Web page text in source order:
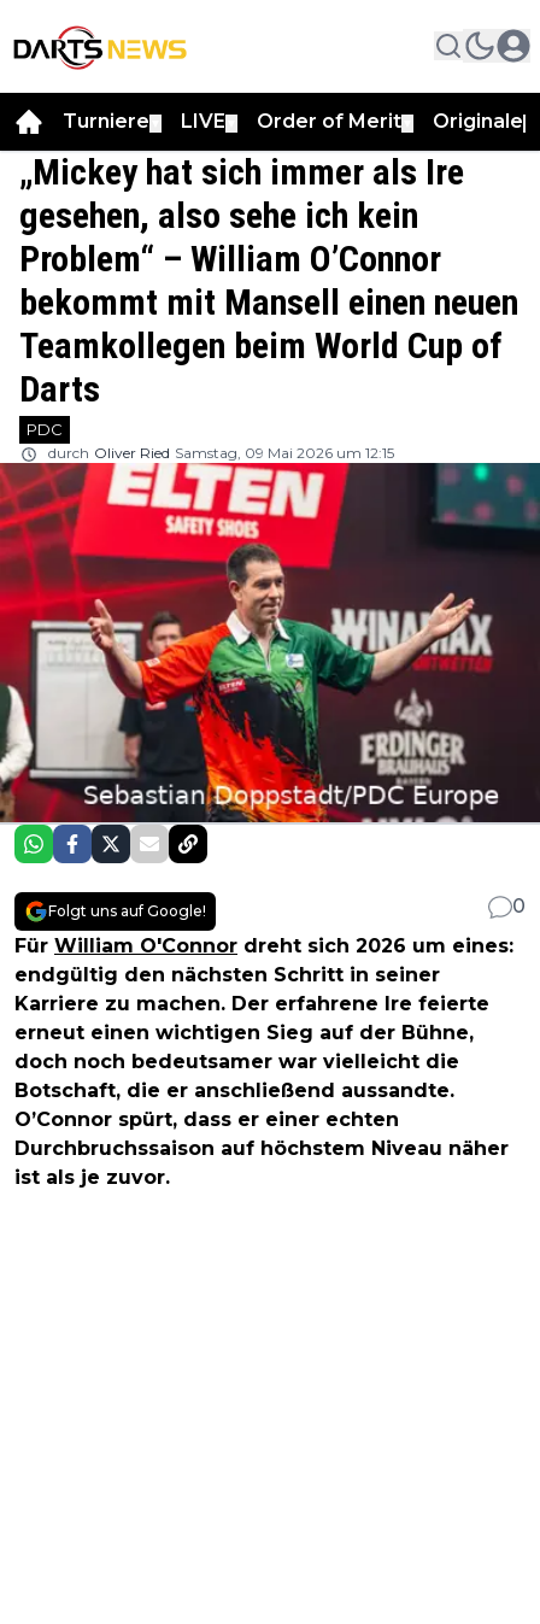
Turniere LIVE Order of Merit Originale
„Mickey hat sich immer als Ire
gesehen, also sehe ich kein
Problem“ – William O’Connor
bekommt mit Mansell einen neuen
Teamkollegen beim World Cup of
Darts
PDC
durch Oliver Ried Samstag, 09 Mai 2026 um 12:15
Folgt uns auf Google!
0
Für William O'Connor dreht sich 2026 um eines:
endgültig den nächsten Schritt in seiner
Karriere zu machen. Der erfahrene Ire feierte
erneut einen wichtigen Sieg auf der Bühne,
doch noch bedeutsamer war vielleicht die
Botschaft, die er anschließend aussandte.
O’Connor spürt, dass er einer echten
Durchbruchssaison auf höchstem Niveau näher
ist als je zuvor.